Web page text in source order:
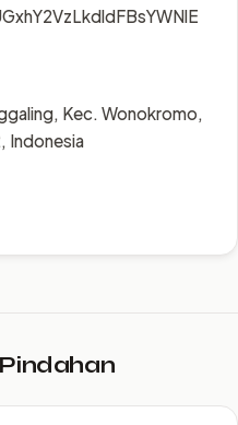
Kec. Wonokromo,
Indonesia